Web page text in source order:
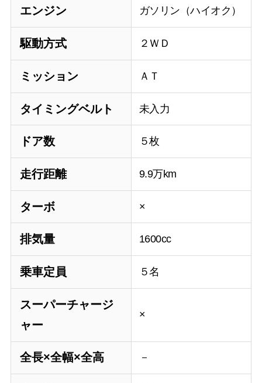
エンジン ガソリン（ハイオク）
駆動方式 ２ＷＤ
ミッション ＡＴ
タイミングベルト 未入力
ドア数 ５枚
走行距離 9.9万km
ターボ ×
排気量 1600cc
乗車定員 ５名
スーパーチャージ
ャー
×
全長×全幅×全高 －